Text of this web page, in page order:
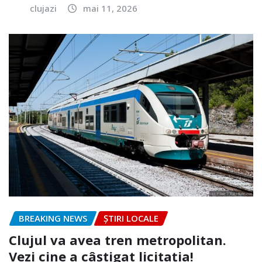
clujazi mai 11, 2026
BREAKING NEWS ȘTIRI LOCALE
Clujul va avea tren metropolitan.
Vezi cine a câștigat licitația!